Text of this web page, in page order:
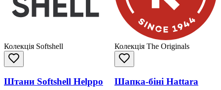
Колекція Softshell
Штани Softshell Helppo
Колекція The Originals
Шапка-біні Hattara